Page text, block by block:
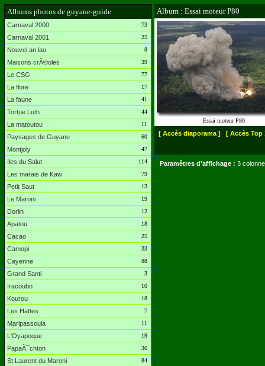
Albums photos de guyane-guide
Carnaval 2000 73
Carnaval 2001 25
Nouvel an lao 8
Maisons crÃ©oles 39
Le CSG 77
La flore 17
La faune 41
Tortue Luth 44
La matoutou 11
Paysages de Guyane 60
Montjoly 47
Iles du Salut 114
Les marais de Kaw 79
Petit Saut 13
Le Maroni 19
Dorlin 12
Apatou 18
Cacao 25
Camopi 33
Cayenne 88
Grand Santi 3
Iracoubo 10
Kourou 18
Les Hattes 7
Maripassoula 11
L'Oyapoque 19
PapaÃ¯chton 36
St Laurent du Maroni 84
Album : Essai moteur P80
Essai moteur P80
[ Accès diaporama ] [ Accès Top
Paramêtres d'affichage : 3